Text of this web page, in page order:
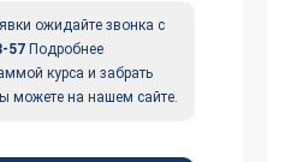
ожидайте звонка с
57 Подробнее
курса и забрать
можете на нашем сайте.